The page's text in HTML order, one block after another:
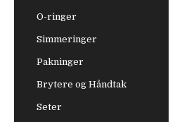
O-ringer
Simmeringer
Pakninger
Brytere og Håndtak
Seter